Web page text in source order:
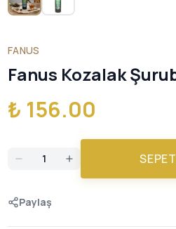
FANUS
Fanus Kozalak
₺ 156.00
Paylaş